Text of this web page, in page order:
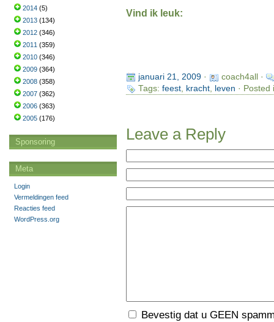
Vind ik leuk:
januari 21, 2009·
coach4all ·
Tags: feest, kracht, leven ·
Leave a Reply
Bevestig dat u GEEN
2014 (5)
2013 (134)
2012 (346)
2011 (359)
2010 (346)
2009 (364)
2008 (358)
2007 (362)
2006 (363)
2005 (176)
Sponsoring
Meta
Login
Vermeldingen feed
Reacties feed
WordPress.org